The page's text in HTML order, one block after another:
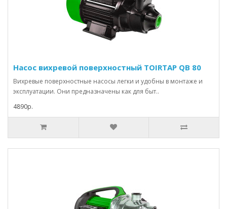
Насос вихревой поверхностный TOIRTAP QB 80
Вихревые поверхностные насосы легки и удобны в монтаже и
эксплуатации. Они предназначены как для быт..
4890р.